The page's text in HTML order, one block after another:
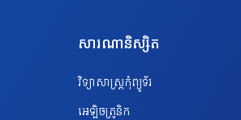
សារណានិស្សិត
វិទ្យាសាស្ត្រកុំព្យូទ័រ
អេឡិចត្រូនិក